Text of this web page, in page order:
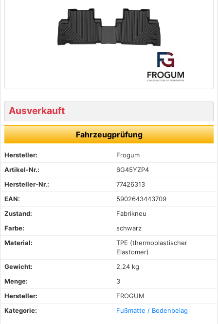
Ausverkauft
Fahrzeugprüfung
Hersteller:
Frogum
Artikel-Nr.:
6G45YZP4
Hersteller-Nr.:
77426313
EAN:
5902643443709
Zustand:
Fabrikneu
Farbe:
schwarz
Material:
TPE (thermoplastischer
Elastomer)
Gewicht:
2,24 kg
Menge:
3
Hersteller:
FROGUM
Kategorie:
Fußmatte / Bodenbelag